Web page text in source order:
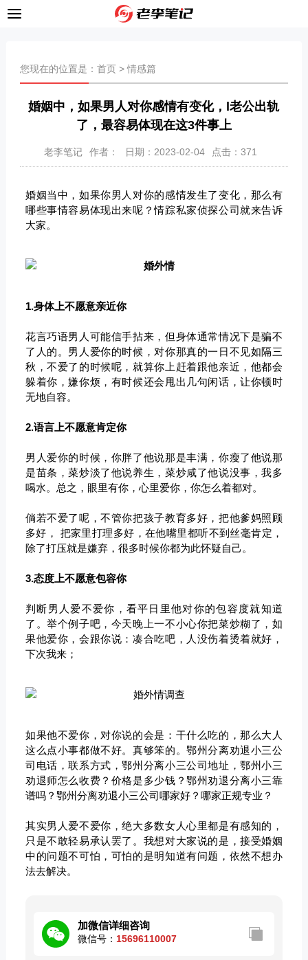
您现在的位置是： 首页>情感篇
婚姻中，如果男人对你感情有变化，l老公出轨
了，最容易体现在这3件事上
老李笔记 作者： 日期：2023-02-04 点击： 371
婚姻当中，如果你男人对你的感情发生了变化，那么有
哪些事情容易体现出来呢？情踪私家侦探公司就来告诉
大家。
1.身体上不愿意亲近你
花言巧语男人可能信手拈来，但身体通常情况下是骗不
了人的。男人爱你的时候，对你那真的一日不见如隔三
秋，不爱了的时候呢，就算你上赶着跟他亲近，他都会
躲着你，嫌你烦，有时候还会甩出几句闲话，让你顿时
无地自容。
2.语言上不愿意肯定你
男人爱你的时候，你胖了他说那是丰满，你瘦了他说那
是苗条，菜炒淡了他说养生，菜炒咸了他说没事，我多
喝水。总之，眼里有你，心里爱你，你怎么着都对。
倘若不爱了呢，不管你把孩子教育多好，把他爹妈照顾
多好， 把家里打理多好，在他嘴里都听不到丝毫肯定，
除了打压就是嫌弃，很多时候你都为此怀疑自己。
3.态度上不愿意包容你
判断男人爱不爱你，看平日里他对你的包容度就知道
了。举个例子吧，今天晚上一不小心你把菜炒糊了，如
果他爱你，会跟你说：凑合吃吧，人没伤着烫着就好，
下次我来；
如果他不爱你，对你说的会是：干什么吃的，那么大人
这么点小事都做不好。真够笨的。鄂州分离劝退小三公
司电话，联系方式，鄂州分离小三公司地址，鄂州小三
劝退师怎么收费？价格是多少钱？鄂州劝退分离小三靠
谱吗？鄂州分离劝退小三公司哪家好？哪家正规专业？
其实男人爱不爱你，绝大多数女人心里都是有感知的，
只是不敢轻易承认罢了。我想对大家说的是，接受婚姻
中的问题不可怕，可怕的是明知道有问题，依然不想办
法去解决。
加微信详细咨询
微信号： 15696110007